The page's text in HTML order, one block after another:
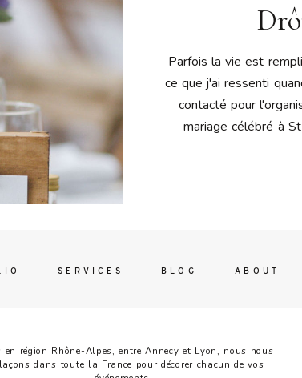
Parfois la vie est
ce que j'ai ressenti
contacté pour
mariage célébré à
SERVICES BLOG ABOUT
en région Rhône-Alpes, entre Annecy et Lyon, nous nous
dans toute la France pour décorer chacun de vos